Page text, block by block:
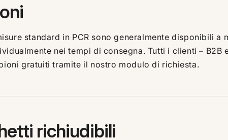
standard in PCR sono generalmente disponibili
nei tempi di consegna. Tutti i clienti –
gratuiti tramite il nostro modulo di richiesta.
richiudibili